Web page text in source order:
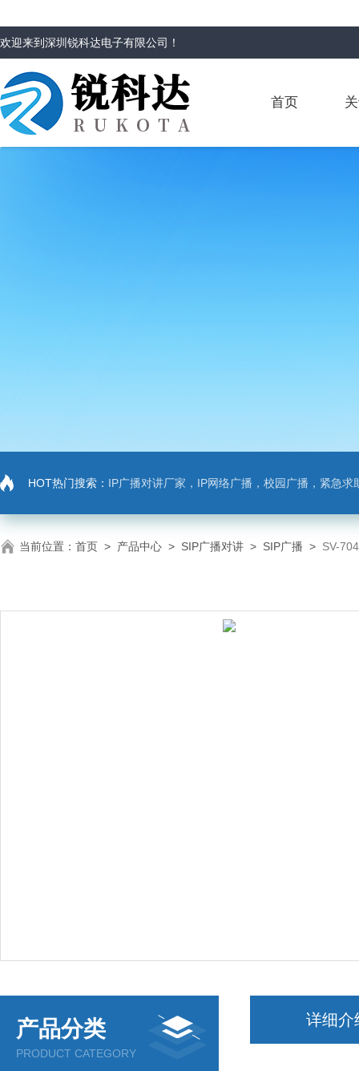
欢迎来到深圳锐科达电子有限公司 ！
首页
HOT热门搜索： IP广播对讲厂家，IP网络广播，校园广播，紧急求助，IP广播对讲系
当前位置： 首页 > 产品中心 > SIP广播对讲 > SIP广播 > SV-
产品分类
PRODUCT CATEGORY
详细介